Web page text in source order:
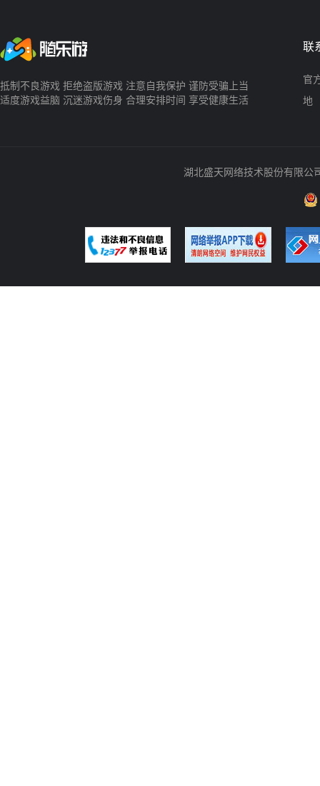
抵制不良游戏 拒绝盗版游戏 注意自我保护 谨防受骗上当
适度游戏益脑 沉迷游戏伤身 合理安排时间 享受健康生活
联
官
地
湖北盛天网络技术股份有限公